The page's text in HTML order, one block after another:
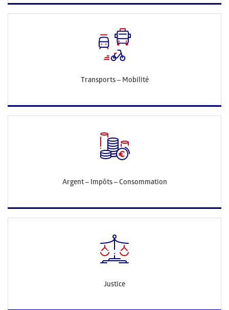
Transports – Mobilité
Argent – Impôts – Consommation
Justice